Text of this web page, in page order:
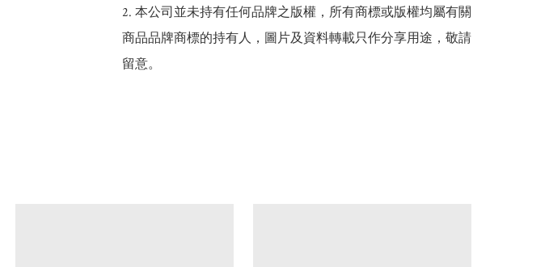
2. 本公司並未持有任何品牌之版權，所有商標或版權均屬有關
商品品牌商標的持有人，圖片及資料轉載只作分享用途，敬請
留意。